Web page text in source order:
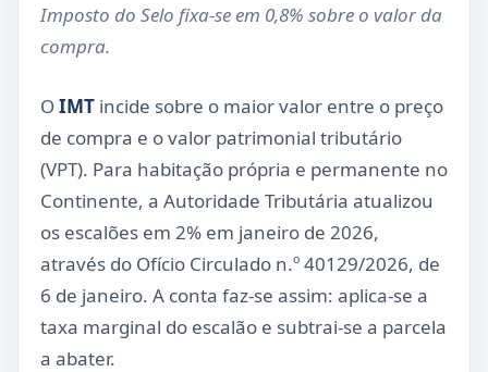
Imposto do Selo fixa-se em 0,8% sobre o valor da
compra.
OIMT incide sobre o maior valor entre o preço
de compra e o valor patrimonial tributário
(VPT). Para habitação própria e permanente no
Continente, a Autoridade Tributária atualizou
os escalões em 2% em janeiro de 2026,
através do Ofício Circulado n.º 40129/2026, de
6 de janeiro. A conta faz-se assim: aplica-se a
taxa marginal do escalão e subtrai-se a parcela
a abater.